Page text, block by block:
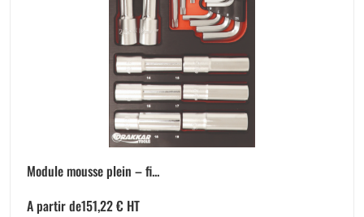
Module mousse plein – fi...
A partir de151,22€ HT